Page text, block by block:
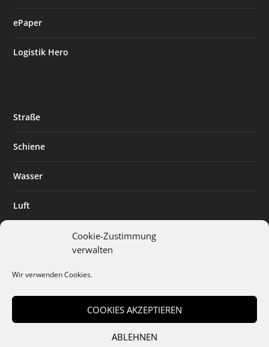
Cookie-Zustimmung
verwalten
Wir verwenden Cookies.
COOKIES AKZEPTIEREN
ABLEHNEN
ePaper
Logistik Hero
Straße
Schiene
Wasser
Luft
Digitalisierung